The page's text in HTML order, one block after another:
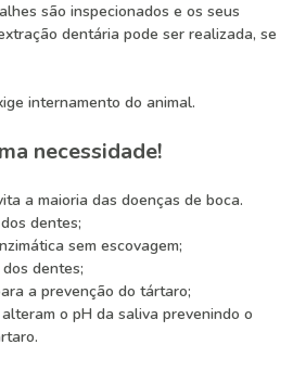
são inspecionados e os seus
dentária pode ser realizada, se
internamento do animal.
necessidade!
a maioria das doenças de boca.
dentes;
sem escovagem;
dentes;
a prevenção do tártaro;
o pH da saliva prevenindo o